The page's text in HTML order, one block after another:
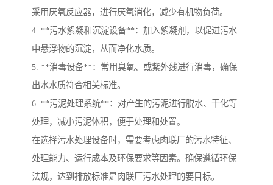
采用厌氧反应器，进行厌氧消化，减少有机物负荷。
4. **污水絮凝和沉淀设备**：加入絮凝剂，以促进污水
中悬浮物的沉淀，从而净化水质。
5. **消毒设备**：常用臭氧、或紫外线进行消毒，确保
出水水质符合相关标准。
6. **污泥处理系统**：对产生的污泥进行脱水、干化等
处理，减小污泥体积，便于处理和处置。
在选择污水处理设备时，需要考虑肉联厂的污水特征、
处理能力、运行成本及环保要求等因素。确保遵循环保
法规，达到排放标准是肉联厂污水处理的要目标。